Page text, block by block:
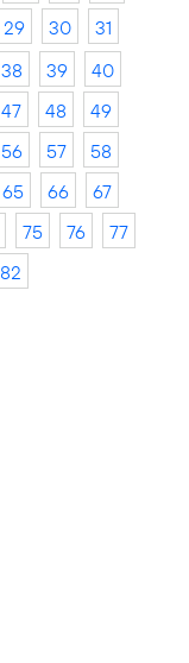
29 30
31
38 39
40
47 48
49
56 57
58
65 66
67
75 76
77
82